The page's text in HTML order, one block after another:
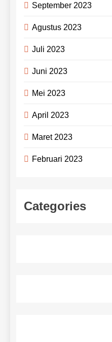
September 2023
Agustus 2023
Juli 2023
Juni 2023
Mei 2023
April 2023
Maret 2023
Februari 2023
Categories